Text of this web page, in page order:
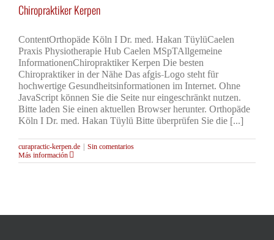
Chiropraktiker Kerpen
ContentOrthopäde Köln I Dr. med. Hakan TüylüCaelen
Praxis Physiotherapie Hub Caelen MSpTAllgemeine
InformationenChiropraktiker Kerpen Die besten
Chiropraktiker in der Nähe Das afgis-Logo steht für
hochwertige Gesundheitsinformationen im Internet. Ohne
JavaScript können Sie die Seite nur eingeschränkt nutzen.
Bitte laden Sie einen aktuellen Browser herunter. Orthopäde
Köln I Dr. med. Hakan Tüylü Bitte überprüfen Sie die [...]
curapractic-kerpen.de
Sin comentarios
Más información